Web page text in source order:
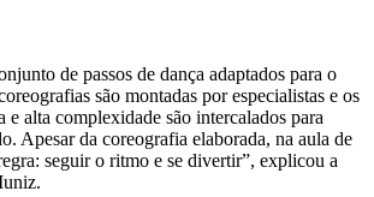
de passos de dança adaptados para o
são montadas por especialistas e os
e alta complexidade são intercalados para
Apesar da coreografia elaborada, na aula de
seguir o ritmo e se divertir”, explicou a